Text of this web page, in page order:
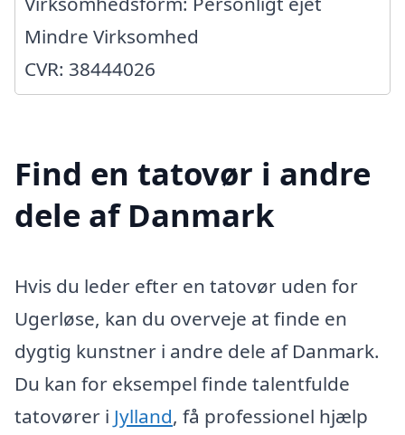
Mindre Virksomhed
CVR: 38444026
Find en tatovør i andre
dele af Danmark
Hvis du leder efter en tatovør uden for
Ugerløse, kan du overveje at finde en
dygtig kunstner i andre dele af Danmark.
Du kan for eksempel finde talentfulde
tatovører i Jylland, få professionel hjælp